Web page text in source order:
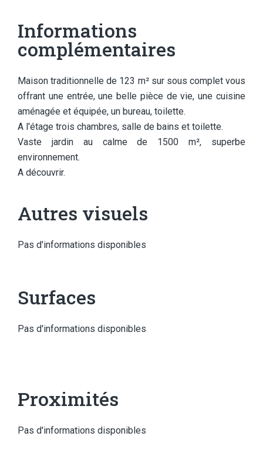
Informations
complémentaires
Maison traditionnelle de 123 m² sur sous complet vous
offrant une entrée, une belle pièce de vie, une cuisine
aménagée et équipée, un bureau, toilette.
A l'étage trois chambres, salle de bains et toilette.
Vaste jardin au calme de 1500 m², superbe
environnement.
A découvrir.
Autres visuels
Pas d'informations disponibles
Surfaces
Pas d'informations disponibles
Proximités
Pas d'informations disponibles